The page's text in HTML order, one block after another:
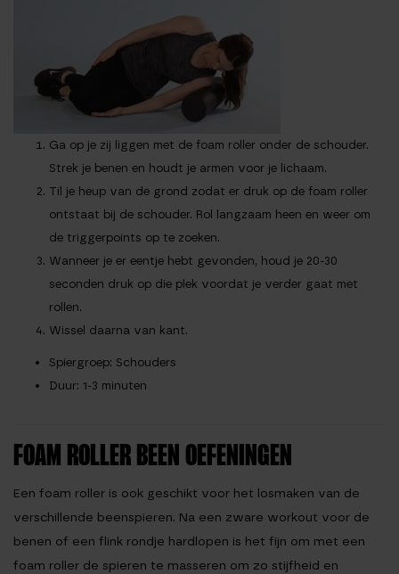
Ga op je zij liggen met de foam roller onder de schouder.
Strek je benen en houdt je armen voor je lichaam.
Til je heup van de grond zodat er druk op de foam roller
ontstaat bij de schouder. Rol langzaam heen en weer om
de triggerpoints op te zoeken.
Wanneer je er eentje hebt gevonden, houd je 20-30
seconden druk op die plek voordat je verder gaat met
rollen.
Wissel daarna van kant.
Spiergroep: Schouders
Duur: 1-3 minuten
FOAM ROLLER BEEN OEFENINGEN
Een foam roller is ook geschikt voor het losmaken van de
verschillende beenspieren. Na een zware workout voor de
benen of een flink rondje hardlopen is het fijn om met een
foam roller de spieren te masseren om zo stijfheid en